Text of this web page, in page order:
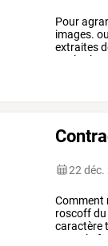
Pour
images. ou
extraites
les
22 déc.
Comment
roscoffdu
caractère
la